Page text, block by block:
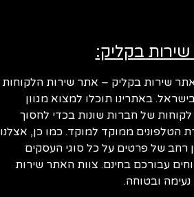
בקליק:
שירות בקליק – אתר שירות הלקוחות
באתרינו תוכלו למצוא מגוון
של חברות שונות בכדי לחסוך
הטלפונים ממוקד למוקד. כמו כן, אצלנו
רחב של פרטים על כל סוגי העסקים
עבורכם בחינם. צוות האתר שירות
ובטוחה.